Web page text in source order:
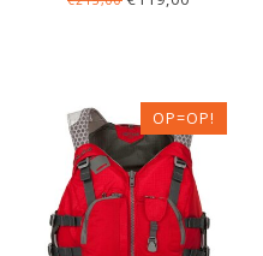
OP=OP!